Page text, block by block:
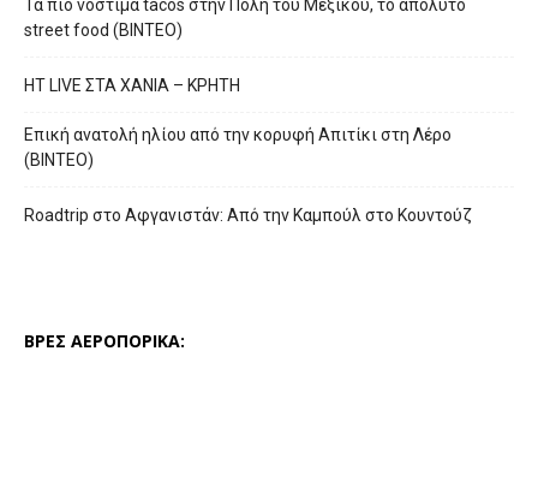
Τα πιο νόστιμα tacos στην Πόλη του Μεξικού, το απόλυτο
street food (ΒΙΝΤΕΟ)
HT LIVE ΣΤΑ ΧΑΝΙΑ – ΚΡΗΤΗ
Επική ανατολή ηλίου από την κορυφή Απιτίκι στη Λέρο
(ΒΙΝΤΕΟ)
Roadtrip στο Αφγανιστάν: Από την Καμπούλ στο Κουντούζ
ΒΡΕΣ ΑΕΡΟΠΟΡΙΚΑ: